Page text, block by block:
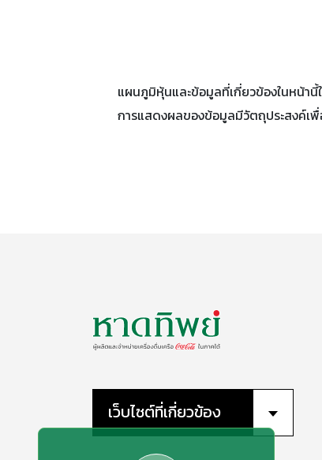
แผนภูมิหุ้นและข้อมูลที่เกี่ยวข้องในหน้
การแสดงผลของข้อมูลมีวัตถุประสงค์เพื่
เว็บไซต์ที่เกี่ยวข้อง